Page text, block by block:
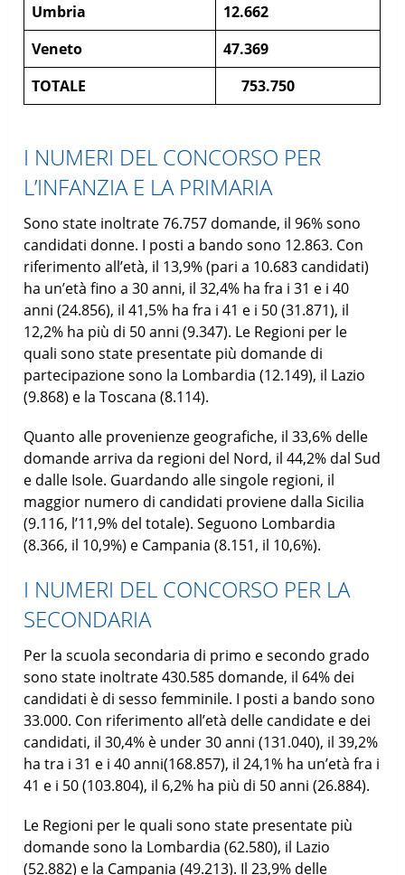
Umbria
12.662
Veneto
47.369
TOTALE
753.750
I NUMERI DEL CONCORSO PER
L’INFANZIA E LA PRIMARIA
Sono state inoltrate 76.757 domande, il 96% sono
candidati donne. I posti a bando sono 12.863. Con
riferimento all’età, il 13,9% (pari a 10.683 candidati)
ha un’età fino a 30 anni, il 32,4% ha fra i 31 e i 40
anni (24.856), il 41,5% ha fra i 41 e i 50 (31.871), il
12,2% ha più di 50 anni (9.347). Le Regioni per le
quali sono state presentate più domande di
partecipazione sono la Lombardia (12.149), il Lazio
(9.868) e la Toscana (8.114).
Quanto alle provenienze geografiche, il 33,6% delle
domande arriva da regioni del Nord, il 44,2% dal Sud
e dalle Isole. Guardando alle singole regioni, il
maggior numero di candidati proviene dalla Sicilia
(9.116, l’11,9% del totale). Seguono Lombardia
(8.366, il 10,9%) e Campania (8.151, il 10,6%).
I NUMERI DEL CONCORSO PER LA
SECONDARIA
Per la scuola secondaria di primo e secondo grado
sono state inoltrate 430.585 domande, il 64% dei
candidati è di sesso femminile. I posti a bando sono
33.000. Con riferimento all’età delle candidate e dei
candidati, il 30,4% è under 30 anni (131.040), il 39,2%
ha tra i 31 e i 40 anni(168.857), il 24,1% ha un’età fra i
41 e i 50 (103.804), il 6,2% ha più di 50 anni (26.884).
Le Regioni per le quali sono state presentate più
domande sono la Lombardia (62.580), il Lazio
(52.882) e la Campania (49.213). Il 23,9% delle